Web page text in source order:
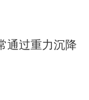
通过重力沉降